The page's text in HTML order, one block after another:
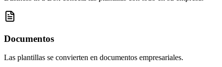
Documentos
Las plantillas se convierten en documentos empresariales.